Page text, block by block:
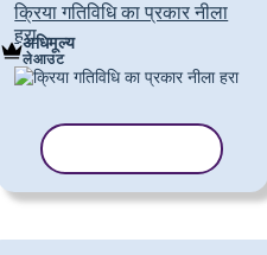
क्रिया गतिविधि का प्रकार नीला
हरा
अधिमूल्य
लेआउट